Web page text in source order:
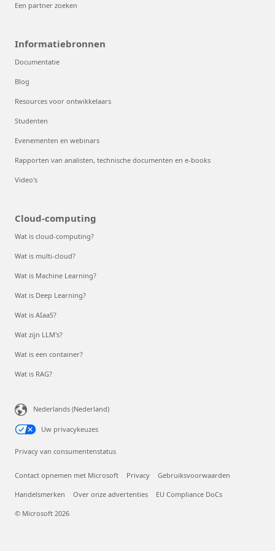
Een partner zoeken
Informatiebronnen
Documentatie
Blog
Resources voor ontwikkelaars
Studenten
Evenementen en webinars
Rapporten van analisten, technische documenten en e-books
Video's
Cloud-computing
Wat is cloud-computing?
Wat is multi-cloud?
Wat is Machine Learning?
Wat is Deep Learning?
Wat is AIaaS?
Wat zijn LLM's?
Wat is een container?
Wat is RAG?
Nederlands (Nederland)
Uw privacykeuzes
Privacy van consumentenstatus
Contact opnemen met Microsoft Privacy Gebruiksvoorwaarden
Handelsmerken Over onze advertenties EU Compliance DoCs
© Microsoft 2026